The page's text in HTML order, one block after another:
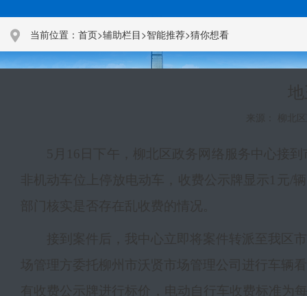
当前位置： 首页>辅助栏目>智能推荐>猜你想看
5月16日下午，柳北区政务网络服务中心接
非机动车位上停放电动车，收费公示牌显示1元/
部门核实是否存在乱收费的情况。
接到案件后，我中心立即将案件转派至我
场管理方委托柳州市沃贤市场管理公司进行车辆
有收费公示牌进行标价，电动自行车收费标准为